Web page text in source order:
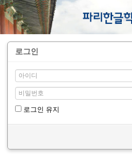
로그인
로그인 유지